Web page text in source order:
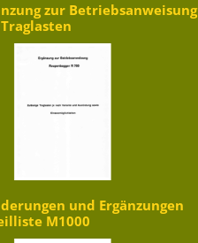
zur Betriebsanweisung
und Ergänzungen
M1000